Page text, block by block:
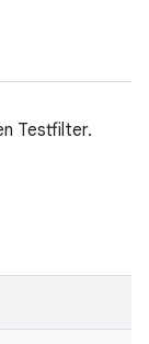
Testfilter.